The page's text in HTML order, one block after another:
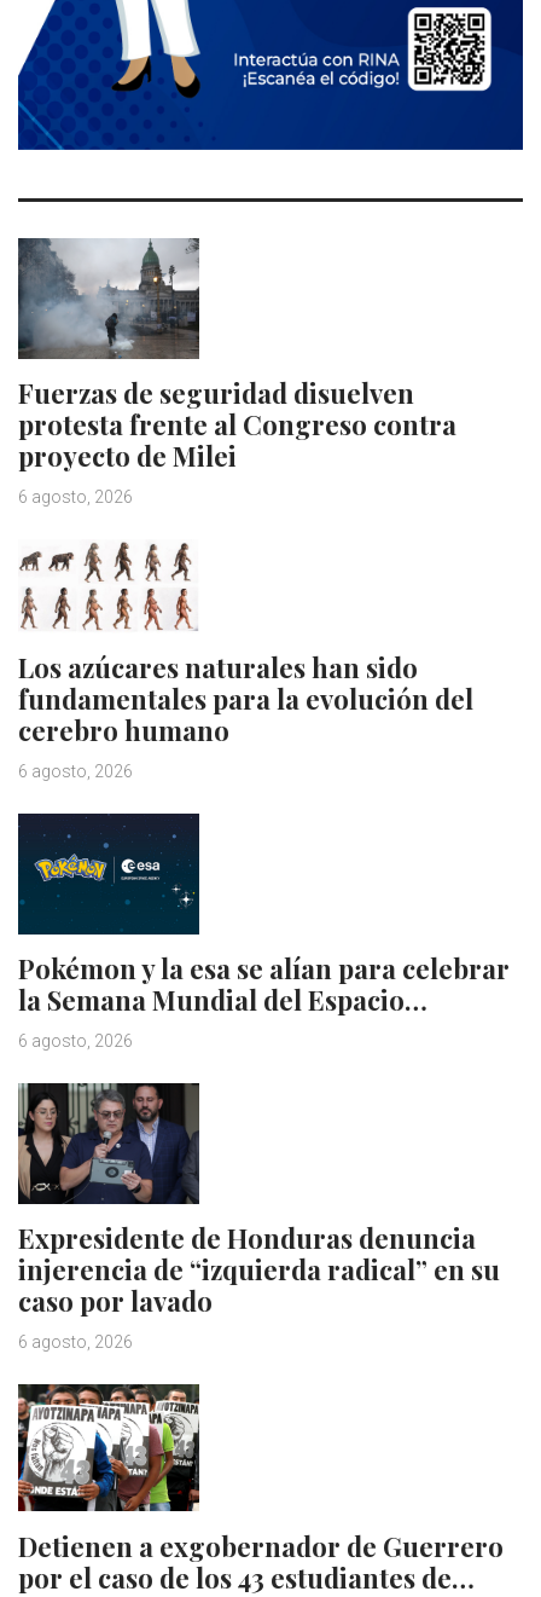
Fuerzas de seguridad disuelven
protesta frente al Congreso contra
proyecto de Milei
6 agosto, 2026
Los azúcares naturales han sido
fundamentales para la evolución del
cerebro humano
6 agosto, 2026
Pokémon y la esa se alían para celebrar
la Semana Mundial del Espacio…
6 agosto, 2026
Expresidente de Honduras denuncia
injerencia de “izquierda radical” en su
caso por lavado
6 agosto, 2026
Detienen a exgobernador de Guerrero
por el caso de los 43 estudiantes de…